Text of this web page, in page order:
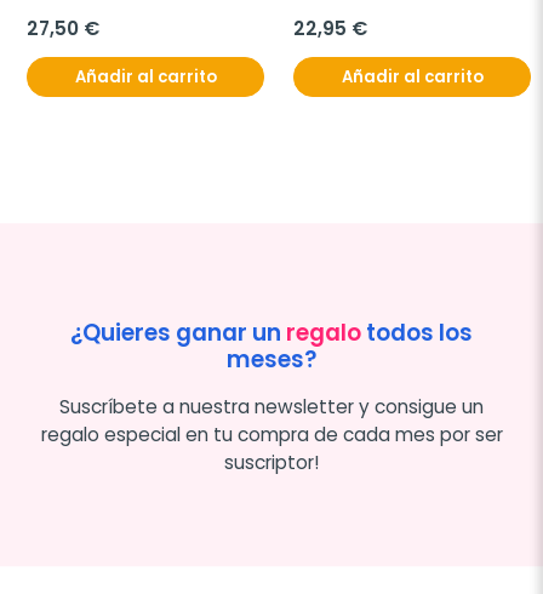
27,50 €
Añadir al carrito
22,95 €
Añadir al carrito
¿Quieres ganar un regalotodos los
meses?
Suscríbete a nuestra newsletter y consigue un
regalo especial en tu compra de cada mes por ser
suscriptor!